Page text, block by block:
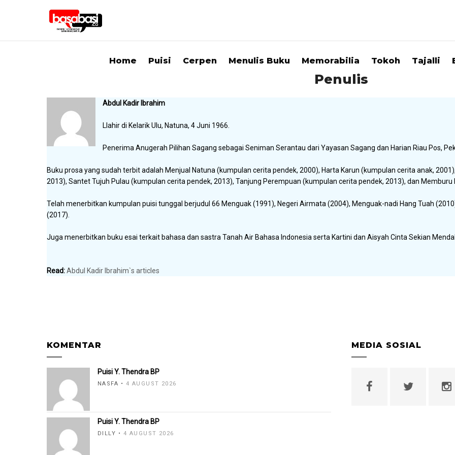
Home Puisi Cerpen Menulis Buku Memorabilia Tokoh Tajalli
Penulis
Abdul Kadir Ibrahim
Llahir di Kelarik Ulu, Natuna, 4 Juni 1966.
Penerima Anugerah Pilihan Sagang sebagai Seniman Serantau dari Yayasan Sagang dan Harian Riau Pos,
Buku prosa yang sudah terbit adalah Menjual Natuna (kumpulan cerita pendek, 2000), Harta Karun (kumpulan cerita anak,
2013), Santet Tujuh Pulau (kumpulan cerita pendek, 2013), Tanjung Perempuan (kumpulan cerita pendek, 2013), dan
Telah menerbitkan kumpulan puisi tunggal berjudul 66 Menguak (1991), Negeri Airmata (2004), Menguak-nadi Hang Tuah
(2017).
Juga menerbitkan buku esai terkait bahasa dan sastra Tanah Air Bahasa Indonesia serta Kartini dan Aisyah Cinta Sekian
Read:Abdul Kadir Ibrahim`s articles
KOMENTAR
Puisi Y. Thendra BP
NASFA 4 AUGUST 2026
Puisi Y. Thendra BP
DILLY 4 AUGUST 2026
MEDIA SOSIAL